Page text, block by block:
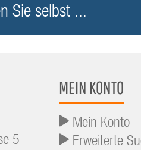
Sie selbst ...
5
MEIN KONTO
Mein Konto
Erweiterte